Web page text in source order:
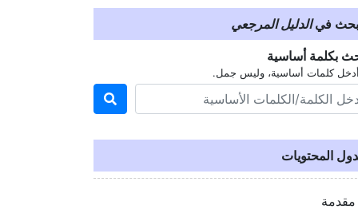
فيالدليل المرجعي
بكلمة أساسية
أدخل كلمات أساسية، وليس جمل.
المحتويات
مقدمة